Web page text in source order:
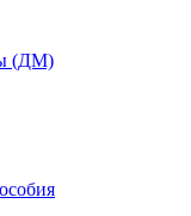
(ДМ)